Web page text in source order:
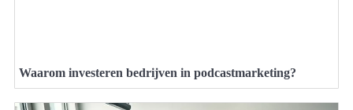
Waarom investeren bedrijven in podcastmarketing?